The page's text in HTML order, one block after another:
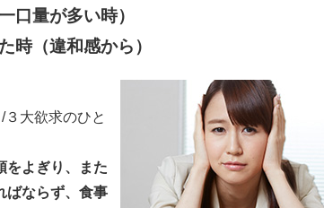
口量が多い時）
時（違和感から）
３大欲求のひと
をよぎり、また
ばならず、食事